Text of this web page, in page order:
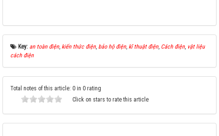
Key: an toàn điện, kiến thức điện, bảo hộ điện, kĩ thuật điện, Cách điện, vật liệu
cách điện
Total notes of this article: 0 in 0 rating
Click on stars to rate this article